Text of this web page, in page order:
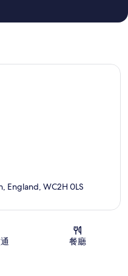
England, WC2H 0LS
餐廳